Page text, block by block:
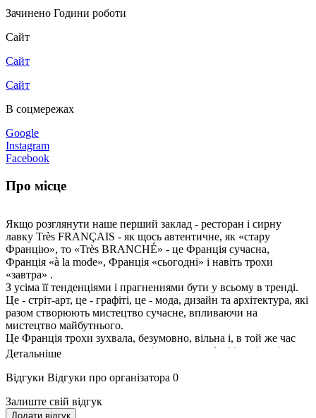
Зачинено Години роботи
Сайт
Сайт
Сайт
В соцмережах
Google
Instagram
Facebook
Про місце
Якщо розглянути наше перший заклад - ресторан і сирну
лавку Très FRANÇAIS - як щось автентичне, як «стару
Францію», то «Très BRANCHÉ» - це Франція сучасна,
Франція «à la mode», Франція «сьогодні» і навіть трохи
«завтра» .
З усіма її тенденціями і прагненнями бути у всьому в тренді.
Це - стріт-арт, це - графіті, це - мода, дизайн та архітектура, які
разом створюють мистецтво сучасне, впливаючи на
мистецтво майбутнього.
Це Франція трохи зухвала, безумовно, вільна і, в той же час
та, яка отримує задоволення від життя, любові і навіть від
самотності, зберігаючи при цьому свої традиції, в тому числі і
кулінарні.
існування, а не просто данина моді.
Французи кажуть: Soyez fous, soyez vous - Будь божевільним,
Детальніше
Відгуки Відгуки про організатора 0
Залиште свій відгук
Додати відгук